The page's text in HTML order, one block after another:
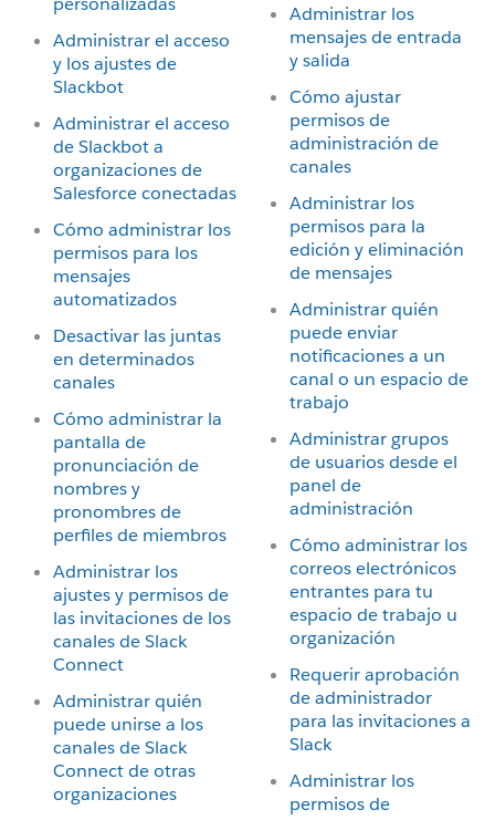
Administrar el acceso
y los ajustes de
Slackbot
Administrar el acceso
de Slackbot a
organizaciones de
Salesforce conectadas
Cómo administrar los
permisos para los
mensajes
automatizados
Desactivar las juntas
en determinados
canales
Cómo administrar la
pantalla de
pronunciación de
nombres y
pronombres de
perfiles de miembros
Administrar los
ajustes y permisos de
las invitaciones de los
canales de Slack
Connect
Administrar quién
puede unirse a los
canales de Slack
Connect de otras
organizaciones
Administrar los
mensajes de entrada
y salida
Cómo ajustar
permisos de
administración de
canales
Administrar los
permisos para la
edición y eliminación
de mensajes
Administrar quién
puede enviar
notificaciones a un
canal o un espacio de
trabajo
Administrar grupos
de usuarios desde el
panel de
administración
Cómo administrar los
correos electrónicos
entrantes para tu
espacio de trabajo u
organización
Requerir aprobación
de administrador
para las invitaciones a
Slack
Administrar los
permisos de